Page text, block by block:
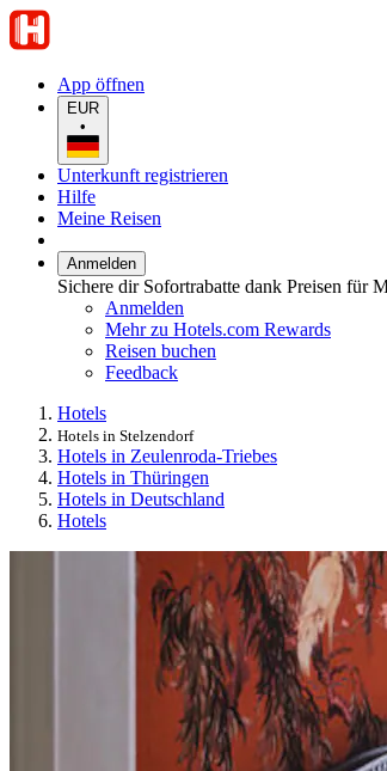
App öffnen
EUR
•
Unterkunft registrieren
Hilfe
Meine Reisen
Anmelden
Sichere dir Sofortrabatte dank Preisen für
Anmelden
Mehr zu Hotels.com Rewards
Reisen buchen
Feedback
Hotels
Hotels in Stelzendorf
Hotels in Zeulenroda-Triebes
Hotels in Thüringen
Hotels in Deutschland
Hotels